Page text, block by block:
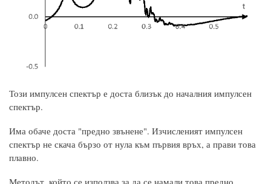
Този импулсен спектър е доста близък до началния импулсен
спектър.
Има обаче доста "предно звънене". Изчисленият импулсен
спектър не скача бързо от нула към първия връх, а прави това
плавно.